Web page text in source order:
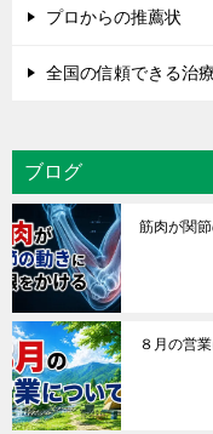
プロからの推薦状
全国の信頼できる治
ブログ
筋肉が関
８月の営